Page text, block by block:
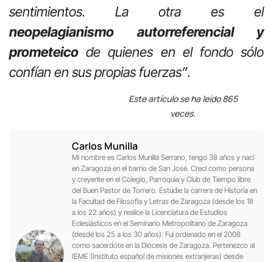
sentimientos.
La otra es el
neopelagianismo autorreferencial y
prometeico de quienes en el fondo sólo
confían en sus propias fuerzas”.
Este artículo se ha leído 865
veces.
Carlos Munilla
Mi nombre es Carlos Munilla Serrano, tengo 38 años y nací
en Zaragoza en el barrio de San José. Crecí como persona
y creyente en el Colegio, Parroquia y Club de Tiempo libre
del Buen Pastor de Torrero. Estudie la carrera de Historia en
la Facultad de Filosofía y Letras de Zaragoza (desde los 18
a los 22 años) y realice la Licenciatura de Estudios
Eclesiásticos en el Seminario Metropolitano de Zaragoza
(desde los 25 a los 30 años). Fui ordenado en el 2008
como sacerdote en la Diócesis de Zaragoza. Pertenezco al
IEME (Instituto español de misiones extranjeras) desde